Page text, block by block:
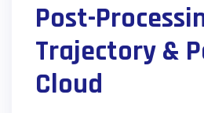
Post-
Trajectory &
Cloud